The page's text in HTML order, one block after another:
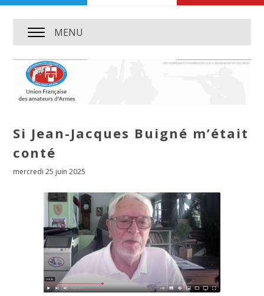
MENU
Si Jean-Jacques Buigné m’était
conté
mercredi 25 juin 2025